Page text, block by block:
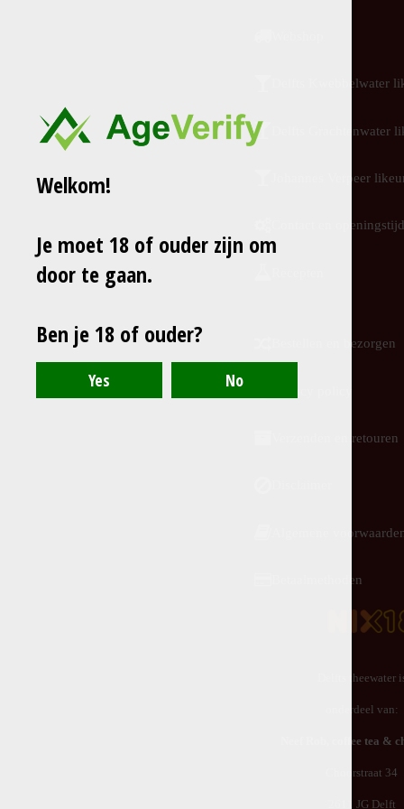
Delfts Kwebbelwater
Delfts Grachtenwater
Johannes Verpeer
Contact en
Bestellen en bezorgen
Verzenden en retouren
Algemene
Betaalmethoden
Delfts theewater
onderdeel van:
coffee tea &
Choorstraat 34
2611 JG Delft
Welkom!
Je moet 18 of ouder zijn om
door te gaan.
Ben je 18 of ouder?